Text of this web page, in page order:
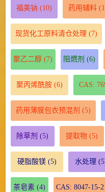
福美钠 (10) 药用辅料
现货化工原料清仓处理 (7)
聚乙二醇 (7) 阻燃剂 (6)
聚丙烯酰胺(6) CAS:
药用薄膜包衣预混剂 (5)
除草剂 (5) 提取物(5)
硬脂酸镁(5) 水处理
茶皂素 (4) CAS: 8047-15-2